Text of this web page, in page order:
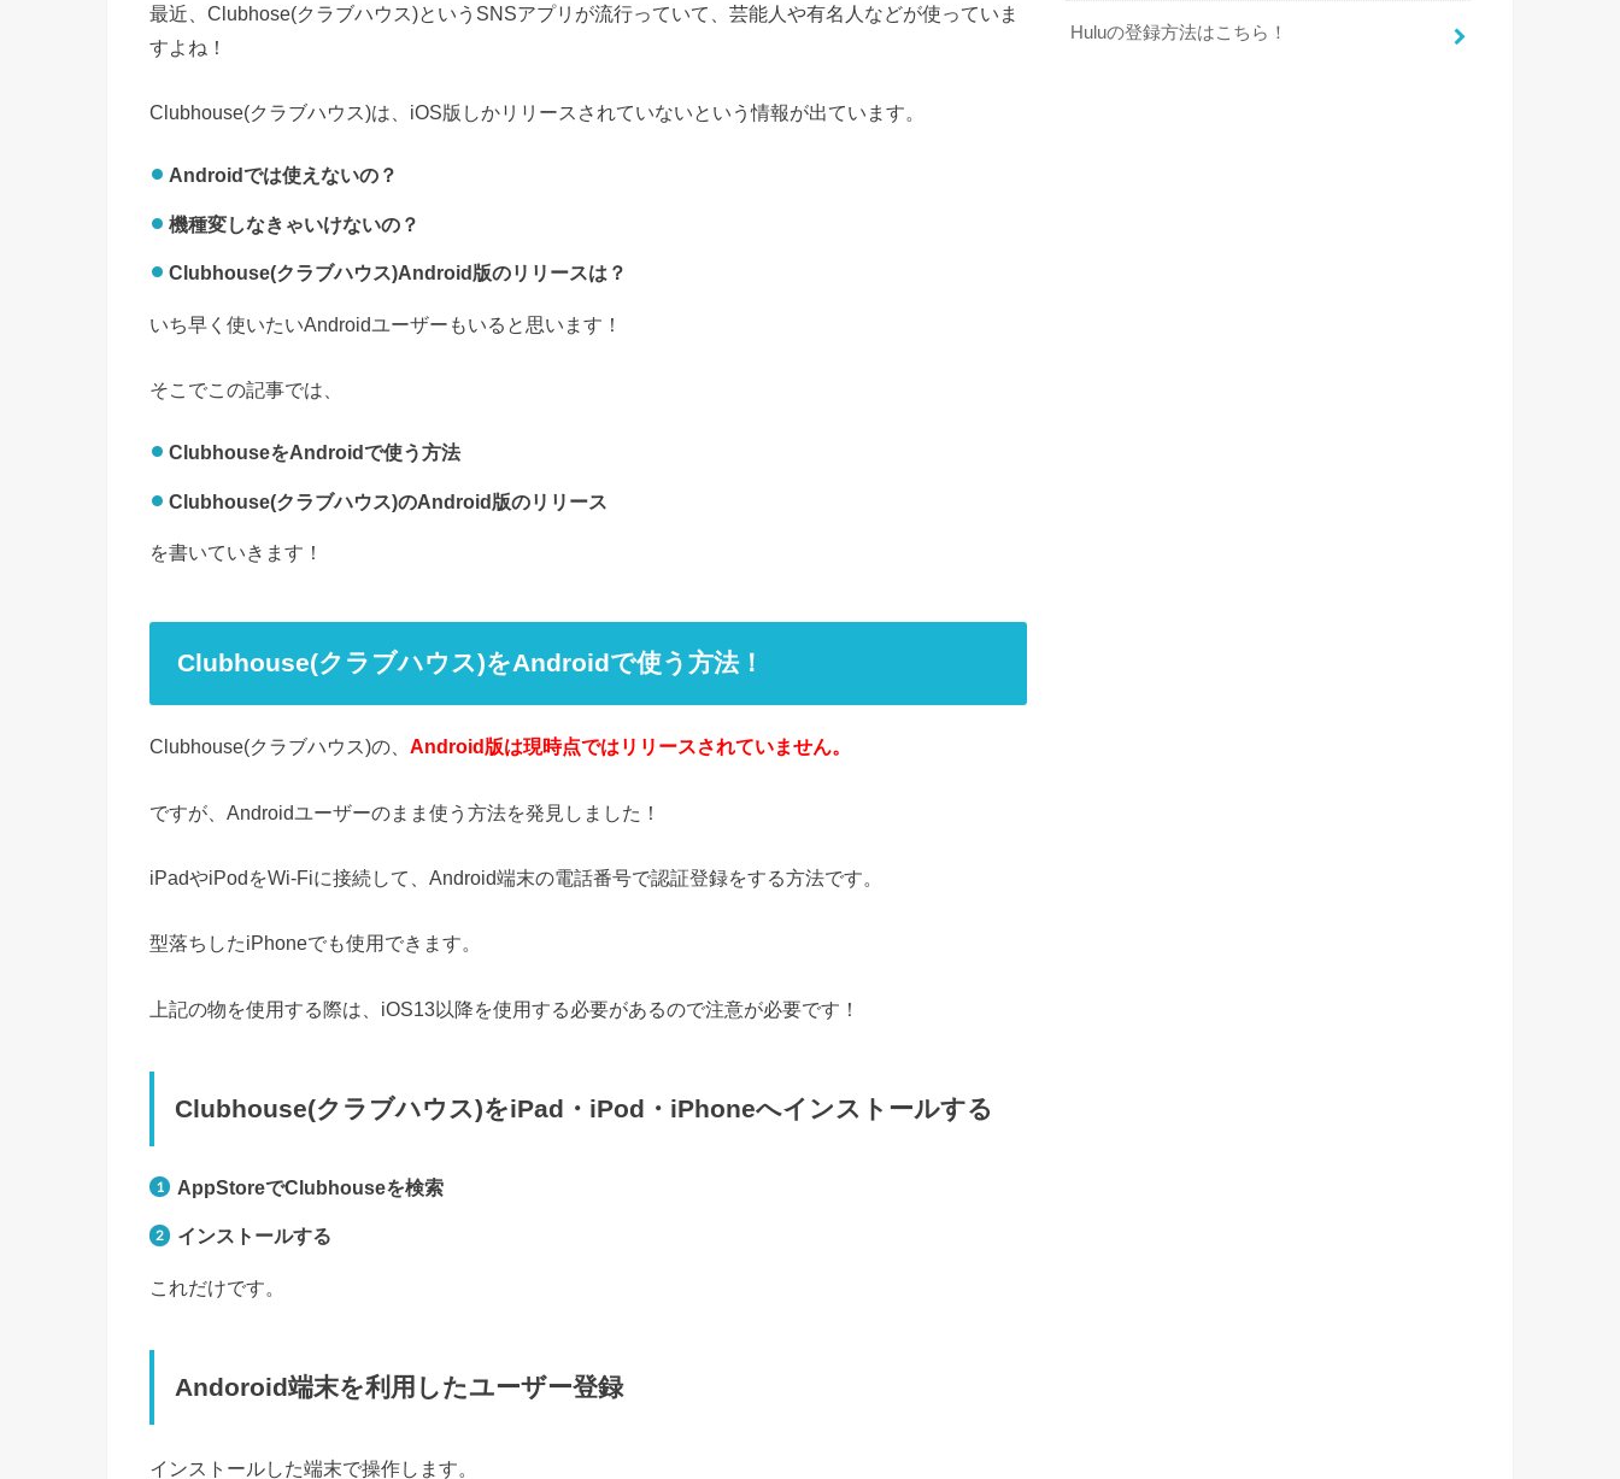
最近、Clubhose(クラブハウス)というSNSアプリが流行っていて、芸能人や有名人などが使っていま
すよね！
Clubhouse(クラブハウス)は、iOS版しかリリースされていないという情報が出ています。
Androidでは使えないの？
機種変しなきゃいけないの？
Clubhouse(クラブハウス)Android版のリリースは？
いち早く使いたいAndroidユーザーもいると思います！
そこでこの記事では、
ClubhouseをAndroidで使う方法
Clubhouse(クラブハウス)のAndroid版のリリース
を書いていきます！
Clubhouse(クラブハウス)をAndroidで使う方法！
Clubhouse(クラブハウス)の、 Android版は現時点ではリリースされていません。
ですが、Androidユーザーのまま使う方法を発見しました！
iPadやiPodをWi-Fiに接続して、Android端末の電話番号で認証登録をする方法です。
型落ちしたiPhoneでも使用できます。
上記の物を使用する際は、iOS13以降を使用する必要があるので注意が必要です！
Clubhouse(クラブハウス)をiPad・iPod・iPhoneへインストールする
AppStoreでClubhouseを検索
インストールする
これだけです。
Andoroid端末を利用したユーザー登録
インストールした端末で操作します。
Huluの登録方法はこちら！